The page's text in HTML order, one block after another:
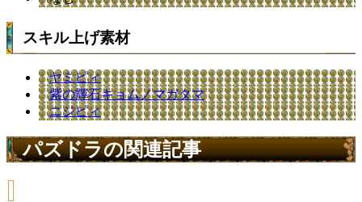
スキル上げ素材
ヤミピィ
紫の輝石キョムノマガタマ
ニジピィ
パズドラの関連記事